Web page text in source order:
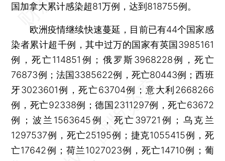
国加拿大累计感染超81万例，达到818755例。
欧洲疫情继续快速蔓延，目前已有44个国家感
染者累计超千例，其中过万的国家有英国3985161
例，死亡114851例；俄罗斯3968228例，死亡
76873例；法国3385622例，死亡80443例；西班
牙3023601例，死亡63704例；意大利2668266
例，死亡92338例；德国2311297例，死亡63672
例；波兰1563645例，死亡39721例；乌克兰
1297537例，死亡25195例；捷克1055415例，死
亡17642例；荷兰1027023例，死亡14710例；葡